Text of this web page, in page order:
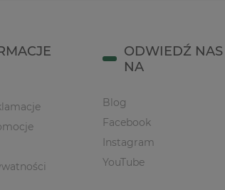
ODWIEDŹ NAS
NA
Blog
Facebook
Instagram
YouTube